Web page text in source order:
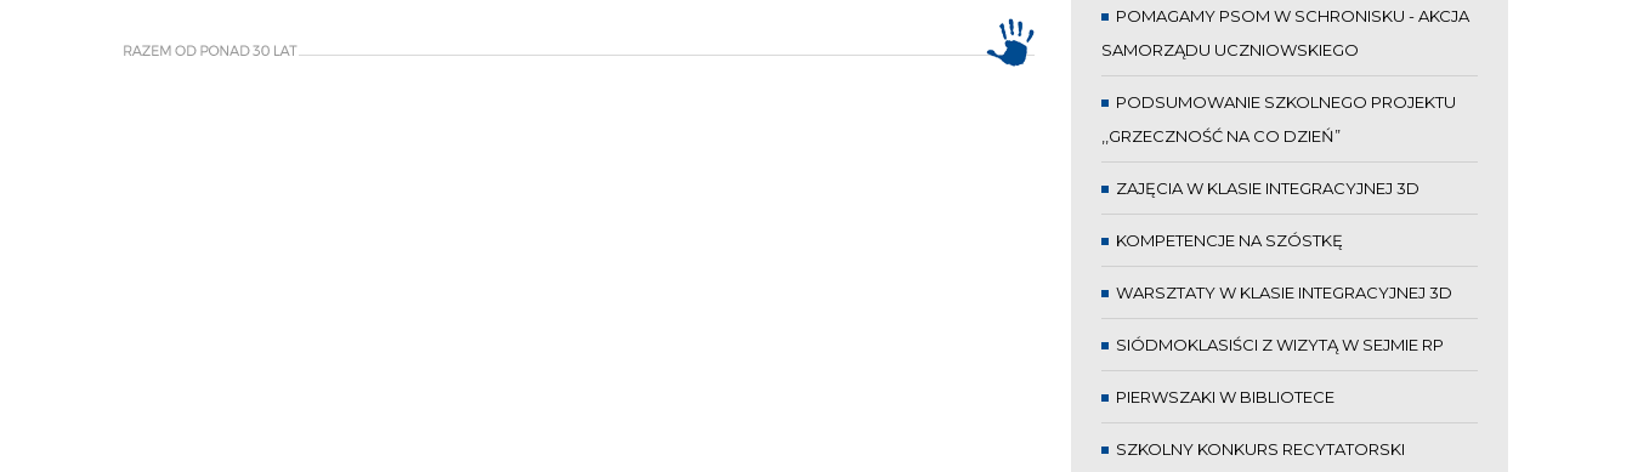
POMAGAMY PSOM W SCHRONISKU - AKCJA
SAMORZĄDU UCZNIOWSKIEGO
PODSUMOWANIE SZKOLNEGO PROJEKTU
,,GRZECZNOŚĆ NA CO DZIEŃ”
ZAJĘCIA W KLASIE INTEGRACYJNEJ 3D
KOMPETENCJE NA SZÓSTKĘ
WARSZTATY W KLASIE INTEGRACYJNEJ 3D
SIÓDMOKLASIŚCI Z WIZYTĄ W SEJMIE RP
PIERWSZAKI W BIBLIOTECE
SZKOLNY KONKURS RECYTATORSKI